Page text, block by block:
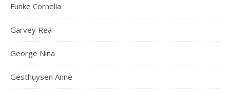
Funke Cornelia
Garvey Rea
George Nina
Gesthuysen Anne